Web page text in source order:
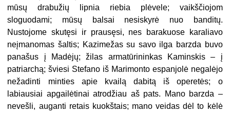
mūsų drabužių lipnia riebia plėvele; vaikščiojom
sloguodami; mūsų balsai nesiskyrė nuo banditų.
Nustojome skutęsi ir prausęsi, nes barakuose karaliavo
neįmanomas šaltis; Kazimežas su savo ilga barzda buvo
panašus į Madėjų; žilas armatūrininkas Kaminskis – į
patriarchą; šviesi Stefano iš Marimonto espanjolė negalėjo
nežadinti minties apie kvailą dabitą iš operetės; o
labiausiai apgailėtinai atrodžiau aš pats. Mano barzda –
nevešli, auganti retais kuokštais; mano veidas dėl to kėlė